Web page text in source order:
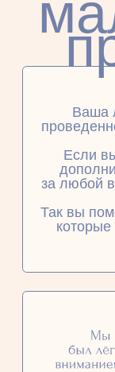
Присутствие:
К сожалению,
Я приду с
октября